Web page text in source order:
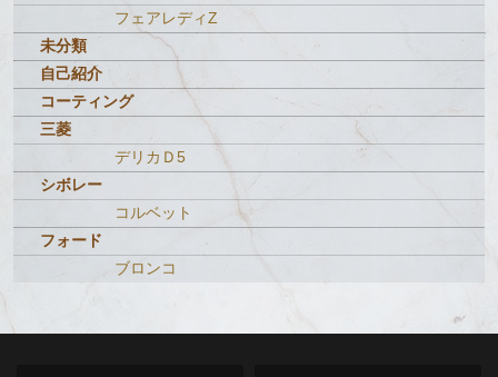
フェアレディZ
未分類
自己紹介
コーティング
三菱
デリカＤ5
シボレー
コルベット
フォード
ブロンコ